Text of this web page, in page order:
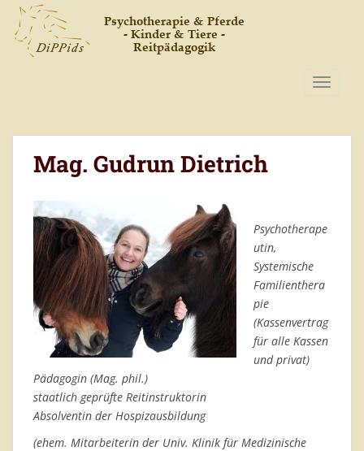
Mag. Gudrun Dietrich
Psychotherape
utin,
Systemische
Familienthera
pie
(Kassenvertrag
für alle Kassen
und privat)
Pädagogin (Mag. phil.)
staatlich geprüfte Reitinstruktorin
Absolventin der Hospizausbildung
(ehem. Mitarbeiterin der Univ. Klinik für Medizinische